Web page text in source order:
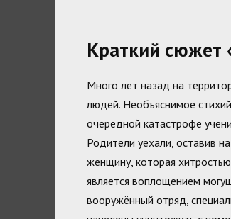
Краткий сюжет
Много лет назад на
людей. Необъяснимое
очередной катастрофе
Родители уехали, оставив
женщину, которая
является воплощением
вооружённый отряд,